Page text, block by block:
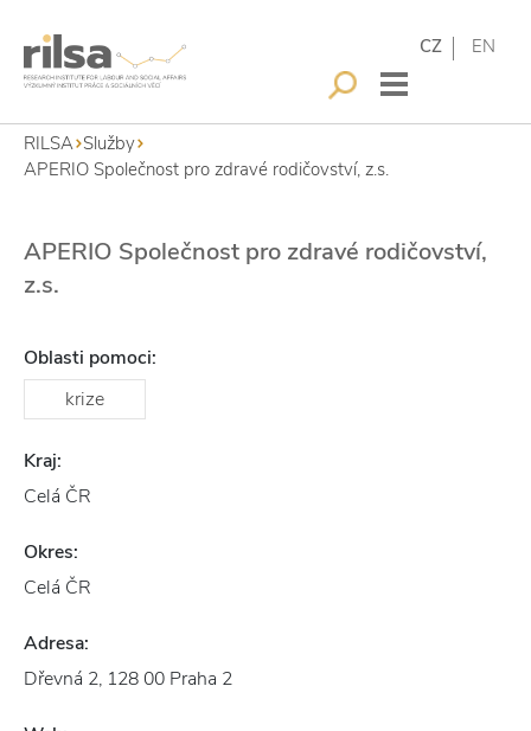
CZ EN
RILSA Služby
APERIO Společnost pro zdravé rodičovství, z.s.
APERIO Společnost pro zdravé rodičovství,
z.s.
Oblasti pomoci:
krize
Kraj:
Celá ČR
Okres:
Celá ČR
Adresa:
Dřevná 2, 128 00 Praha 2